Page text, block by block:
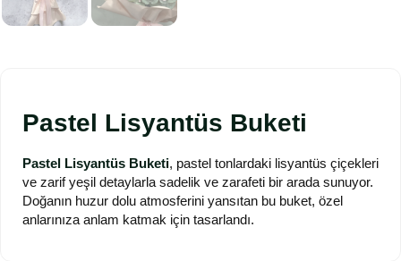
Pastel Lisyantüs Buketi
Pastel Lisyantüs Buketi, pastel tonlardaki lisyantüs çiçekleri
ve zarif yeşil detaylarla sadelik ve zarafeti bir arada sunuyor.
Doğanın huzur dolu atmosferini yansıtan bu buket, özel
anlarınıza anlam katmak için tasarlandı.